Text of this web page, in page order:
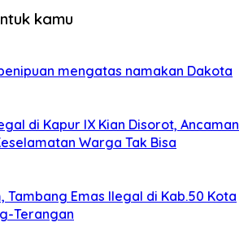
kamu
mengatas namakan Dakota
di Kapur IX Kian Disorot, Ancaman
Warga Tak Bisa
Tambang Emas Ilegal di Kab.50 Kota
Terangan